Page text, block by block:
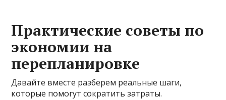
Практические советы по
экономии на
перепланировке
Давайте вместе разберем реальные шаги,
которые помогут сократить затраты.